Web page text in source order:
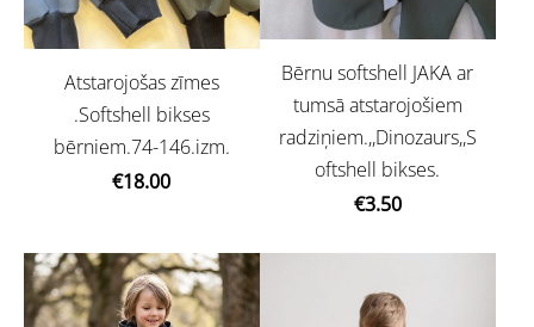
Atstarojošas zīmes
.Softshell bikses
bērniem.74-146.izm.
€18.00
Bērnu softshell JAKA ar
tumsā atstarojošiem
radziņiem.,,Dinozaurs,,S
oftshell bikses.
€3.50